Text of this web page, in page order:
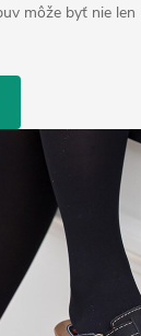
môže byť nie len